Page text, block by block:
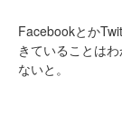
Facebookとか
きていることは
ないと。